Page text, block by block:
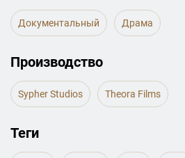
Документальный Драма
Производство
Sypher Studios Theora Films
Теги